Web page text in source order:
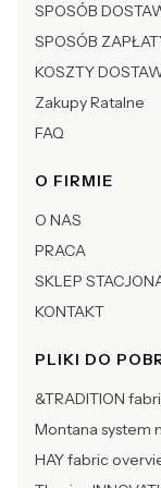
SPOSÓB
SPOSÓB
KOSZTY
Zakupy Ratalne
FAQ
O FIRMIE
O NAS
PRACA
SKLEP
KONTAKT
PLIKI DO
&TRADITION
Montana system
HAY fabric